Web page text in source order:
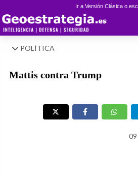
Ir a Versión Clásica o
POLÍTICA
Mattis contra Trump
09